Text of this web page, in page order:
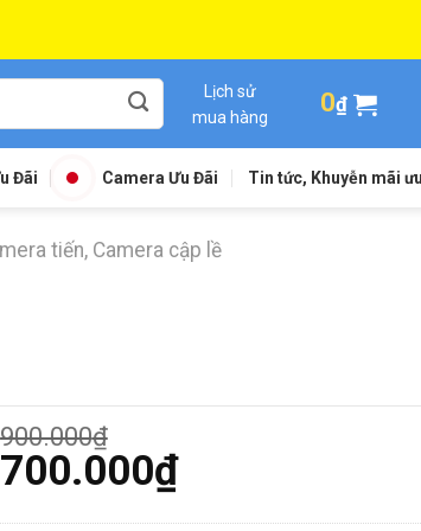
Lịch sử
mua hàng
0₫
Đãi Camera Ưu Đãi Tin tức, Khuyễn mãi
tiến, Camera cập lề
900.000₫
Giá
gốc
700.000₫